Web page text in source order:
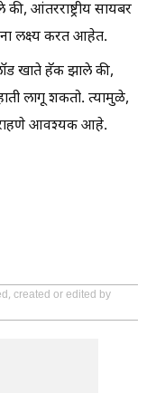
आंतरराष्ट्रीय सायबर
लक्ष्य करत आहेत.
खाते हॅक झाले की,
लागू शकतो. त्यामुळे,
राहणे आवश्यक आहे.
created or edited by